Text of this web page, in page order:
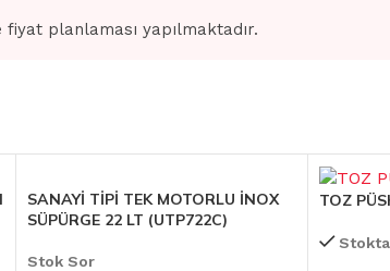
planlaması yapılmaktadır.
SANAYİ TİPİ TEK MOTORLU İNOX
SÜPÜRGE 22 LT (UTP722C)
Stok Sor
TOZ
Stokta